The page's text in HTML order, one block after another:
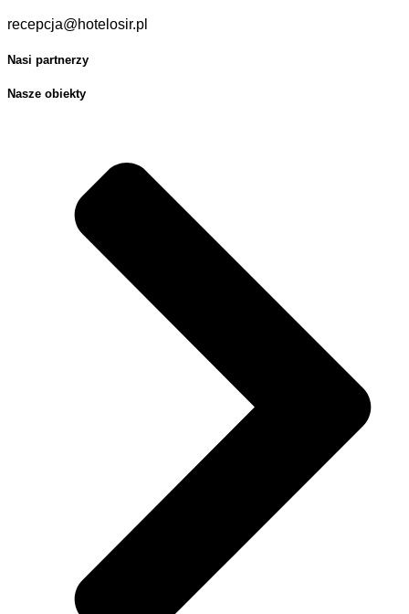
recepcja@hotelosir.pl
Nasi partnerzy
Nasze obiekty